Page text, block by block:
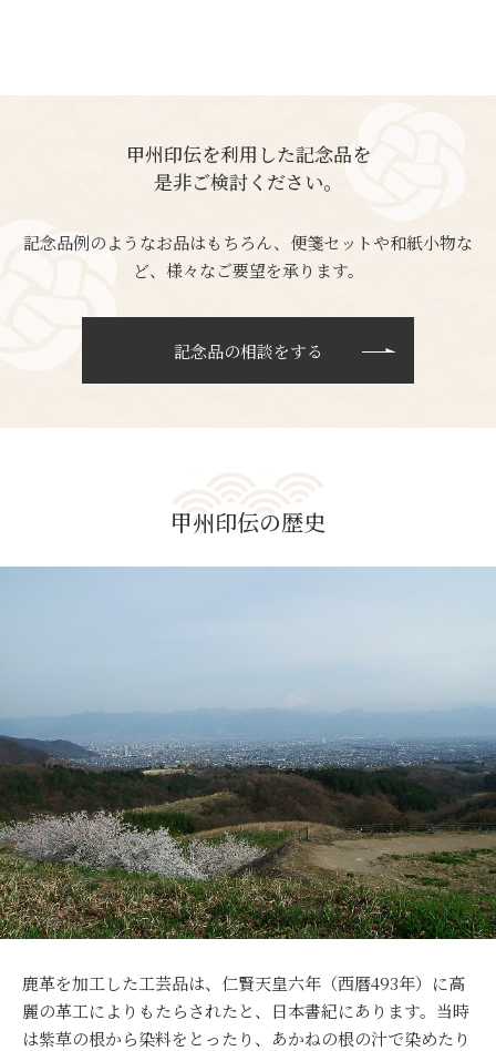
甲州印伝を利用した記念品を
是非ご検討ください。
記念品例のようなお品はもちろん、便箋セットや和紙小物な
ど、様々なご要望を承ります。
記念品の相談をする
甲州印伝の歴史
鹿革を加工した工芸品は、仁賢天皇六年（西暦493年）に高
麗の革工によりもたらされたと、日本書紀にあります。当時
は紫草の根から染料をとったり、あかねの根の汁で染めたり